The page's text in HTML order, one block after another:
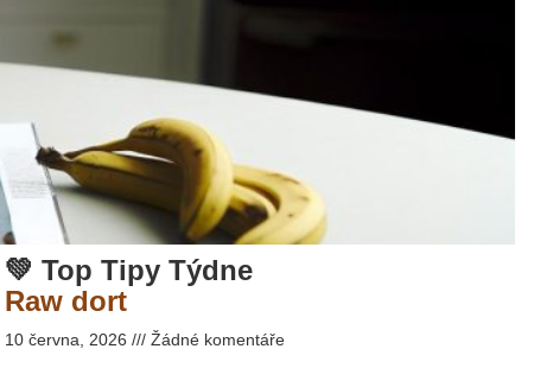
💚 Top Tipy Týdne
Raw dort
10 června, 2026 Žádné komentáře